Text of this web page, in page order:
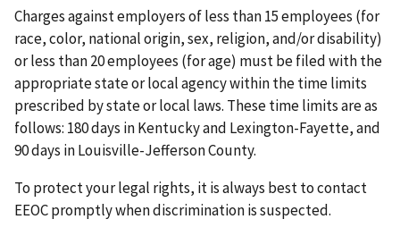
Charges against employers of less than 15 employees (for
race, color, national origin, sex, religion, and/or disability)
or less than 20 employees (for age) must be filed with the
appropriate state or local agency within the time limits
prescribed by state or local laws. These time limits are as
follows: 180 days in Kentucky and Lexington-Fayette, and
90 days in Louisville-Jefferson County.
To protect your legal rights, it is always best to contact
EEOC promptly when discrimination is suspected.